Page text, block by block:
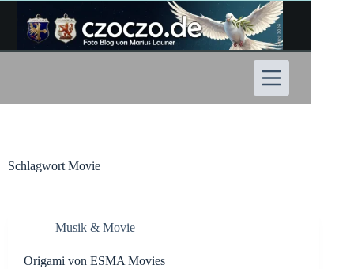
Inhalt
springen
Schlagwort Movie
Musik & Movie
Origami von ESMA Movies